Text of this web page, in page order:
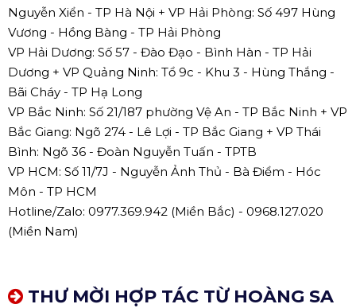
Nguyễn Xiển - TP Hà Nội + VP Hải Phòng: Số 497 Hùng
Vương - Hồng Bàng - TP Hải Phòng
VP Hải Dương: Số 57 - Đào Đạo - Bình Hàn - TP Hải
Dương + VP Quảng Ninh: Tổ 9c - Khu 3 - Hùng Thắng -
Bãi Cháy - TP Hạ Long
VP Bắc Ninh: Số 21/187 phường Vệ An - TP Bắc Ninh + VP
Bắc Giang: Ngõ 274 - Lê Lợi - TP Bắc Giang + VP Thái
Bình: Ngõ 36 - Đoàn Nguyễn Tuấn - TPTB
VP HCM: Số 11/7J - Nguyễn Ảnh Thủ - Bà Điểm - Hóc
Môn - TP HCM
Hotline/Zalo: 0977.369.942 (Miền Bắc) - 0968.127.020
(Miền Nam)
THƯ MỜI HỢP TÁC TỪ HOÀNG SA